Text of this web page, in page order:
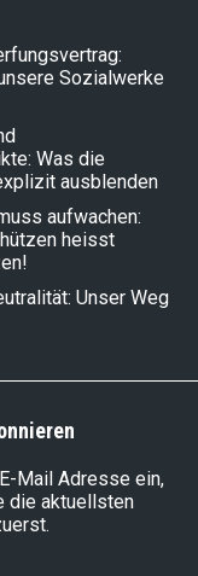
Sozialwerke
Was die
ausblenden
aufwachen:
heisst
Unser Weg
Mail Adresse ein,
die aktuellsten